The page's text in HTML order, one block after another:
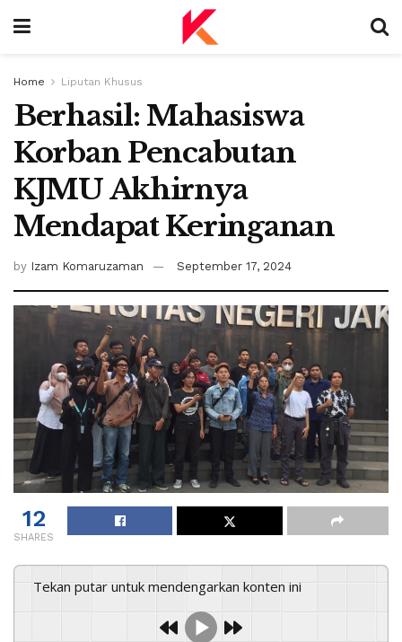
Home Liputan Khusus
Berhasil: Mahasiswa
Korban Pencabutan
KJMU Akhirnya
Mendapat Keringanan
by Izam Komaruzaman September 17, 2024
12
SHARES
Tekan putar untuk mendengarkan konten ini